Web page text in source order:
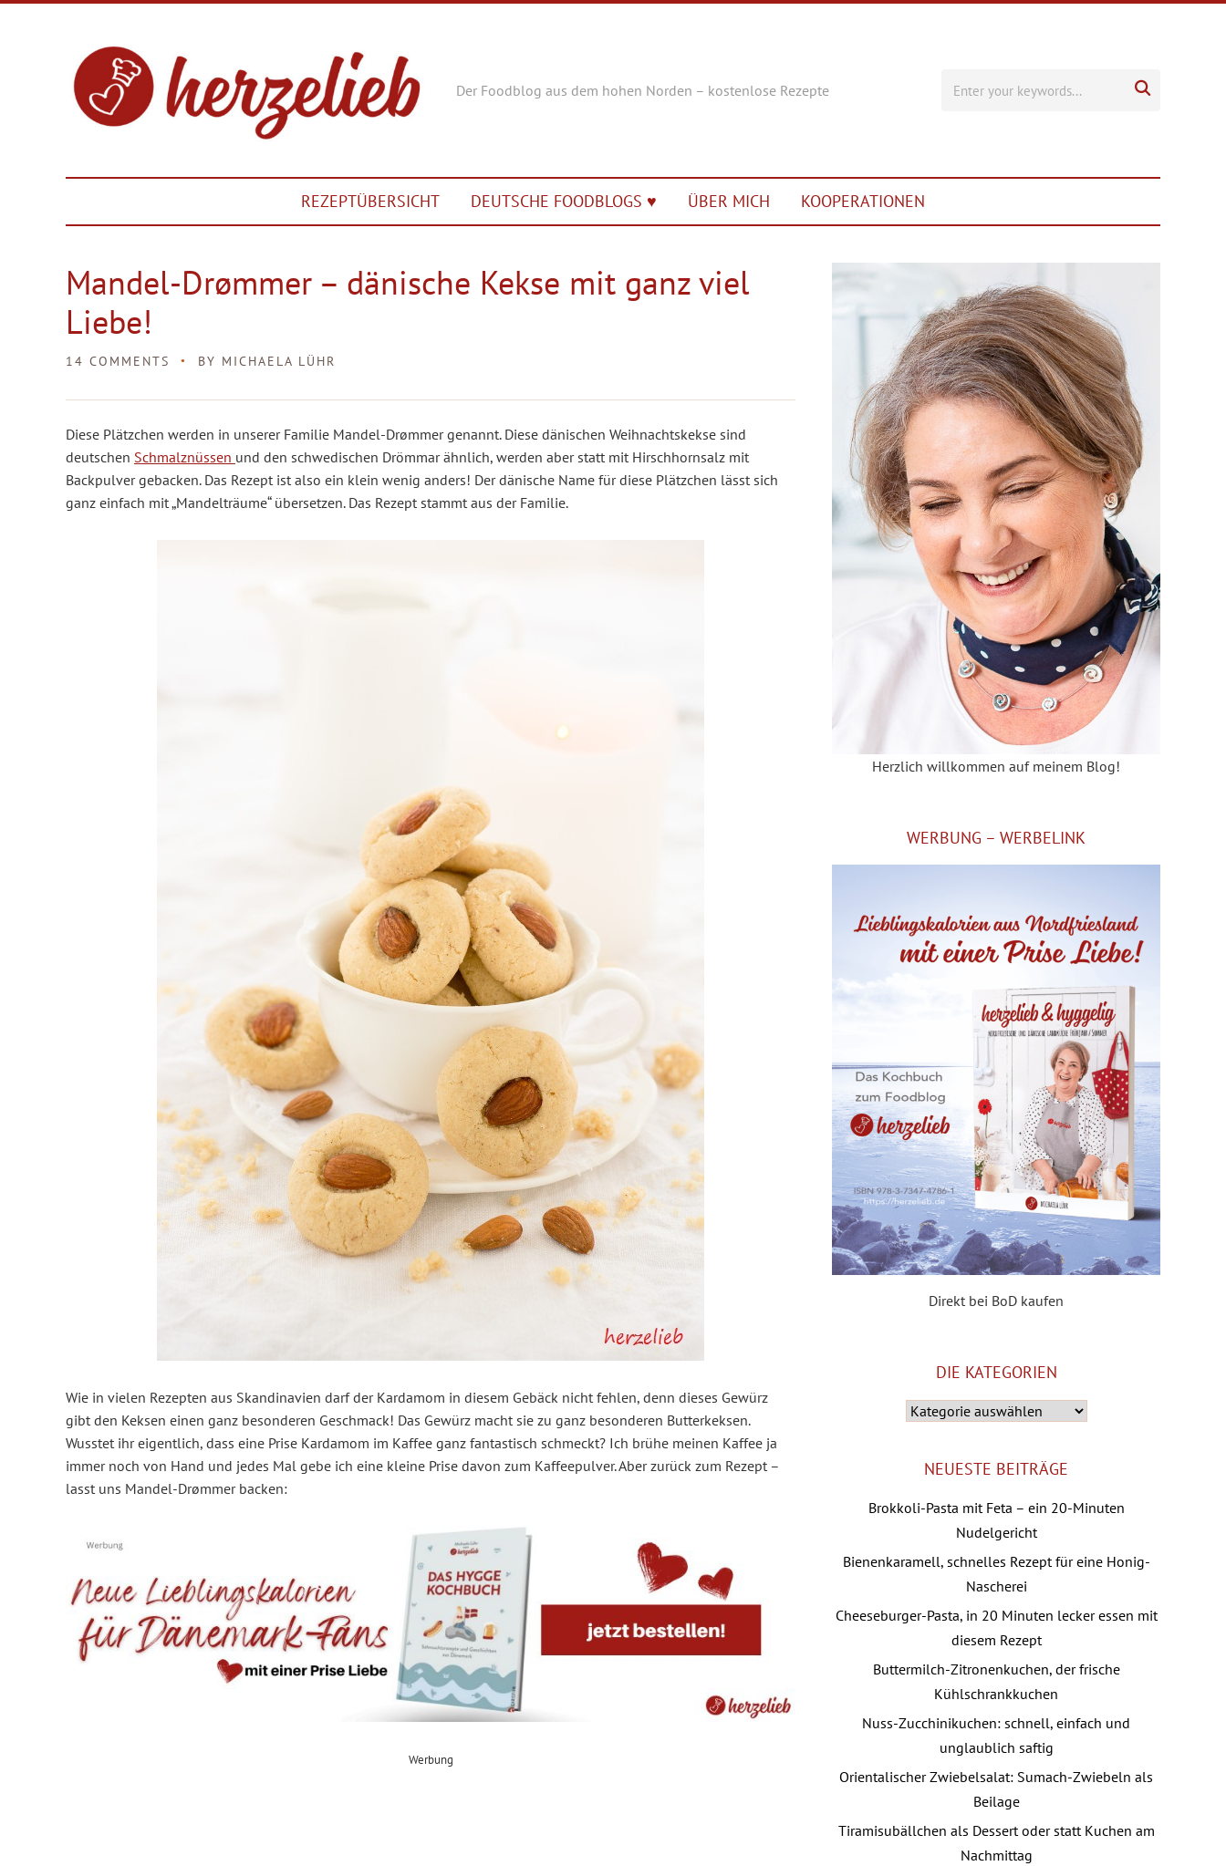
Der Foodblog aus dem hohen Norden – kostenlose Rezepte 
REZEPTÜBERSICHT DEUTSCHE FOODBLOGS ♥︎ ÜBER MICH KOOPERATIONEN
Mandel-Drømmer – dänische Kekse mit ganz viel
Liebe!
14 COMMENTS BY MICHAELA LÜHR
Diese Plätzchen werden in unserer Familie Mandel-Drømmer genannt. Diese dänischen Weihnachtskekse sind
deutschen Schmalznüssen und den schwedischen Drömmar ähnlich, werden aber statt mit Hirschhornsalz mit
Backpulver gebacken. Das Rezept ist also ein klein wenig anders! Der dänische Name für diese Plätzchen lässt sich
ganz einfach mit „Mandelträume“ übersetzen. Das Rezept stammt aus der Familie.
Wie in vielen Rezepten aus Skandinavien darf der Kardamom in diesem Gebäck nicht fehlen, denn dieses Gewürz
gibt den Keksen einen ganz besonderen Geschmack! Das Gewürz macht sie zu ganz besonderen Butterkeksen.
Wusstet ihr eigentlich, dass eine Prise Kardamom im Kaffee ganz fantastisch schmeckt? Ich brühe meinen Kaffee ja
immer noch von Hand und jedes Mal gebe ich eine kleine Prise davon zum Kaffeepulver. Aber zurück zum Rezept –
lasst uns Mandel-Drømmer backen:
Werbung
Herzlich willkommen auf meinem Blog!
WERBUNG – WERBELINK
Direkt bei BoD kaufen
DIE KATEGORIEN
NEUESTE BEITRÄGE
Brokkoli-Pasta mit Feta – ein 20-Minuten
Nudelgericht
Bienenkaramell, schnelles Rezept für eine Honig-
Nascherei
Cheeseburger-Pasta, in 20 Minuten lecker essen mit
diesem Rezept
Buttermilch-Zitronenkuchen, der frische
Kühlschrankkuchen
Nuss-Zucchinikuchen: schnell, einfach und
unglaublich saftig
Orientalischer Zwiebelsalat: Sumach-Zwiebeln als
Beilage
Tiramisubällchen als Dessert oder statt Kuchen am
Nachmittag